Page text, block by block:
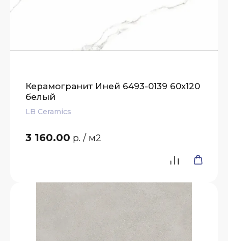
Керамогранит Иней 6493-0139 60х120
белый
LB Ceramics
3 160.00 р. / м2